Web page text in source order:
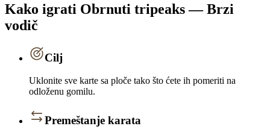
Kako igrati Obrnuti tripeaks — Brzi
vodič
Cilj
Uklonite sve karte sa ploče tako što ćete ih pomeriti na
odloženu gomilu.
Premeštanje karata